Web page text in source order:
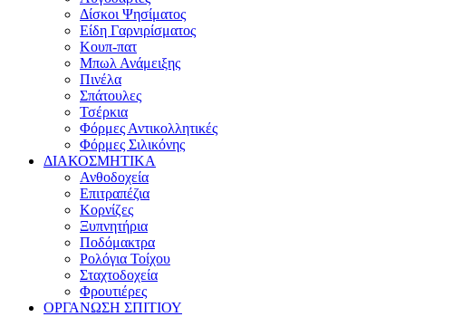
Δίσκοι Ψησίματος
Είδη Γαρνιρίσματος
Κουπ-πατ
Μπωλ Ανάμειξης
Πινέλα
Σπάτουλες
Τσέρκια
Φόρμες Αντικολλητικές
Φόρμες Σιλικόνης
ΔΙΑΚΟΣΜΗΤΙΚΑ
Ανθοδοχεία
Επιτραπέζια
Κορνίζες
Ξυπνητήρια
Ποδόμακτρα
Ρολόγια Τοίχου
Σταχτοδοχεία
Φρουτιέρες
ΟΡΓΑΝΩΣΗ ΣΠΙΤΙΟΥ